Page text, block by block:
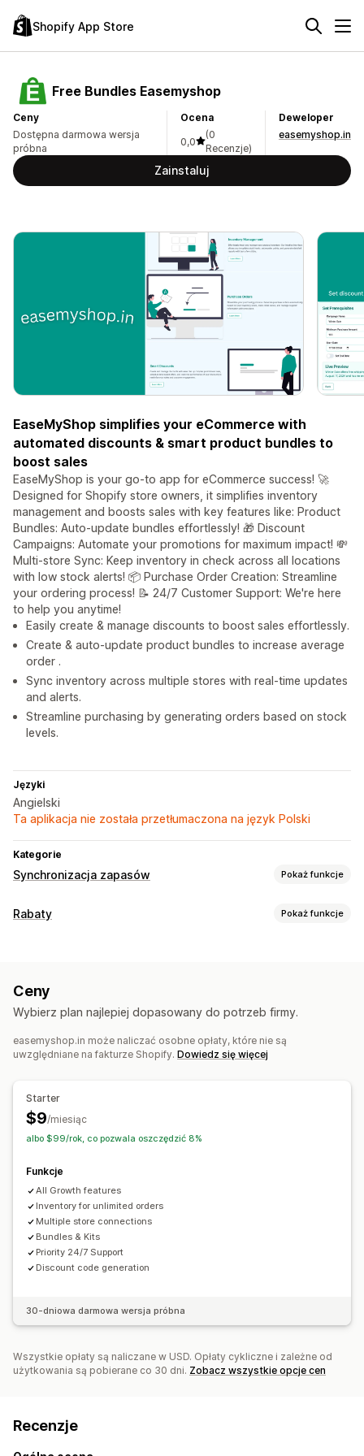
Shopify App Store
Free Bundles Easemyshop
Ceny
Dostępna darmowa wersja
próbna
Ocena
0,0
(0
Recenzje)
Deweloper
easemyshop.in
Zainstaluj
EaseMyShop simplifies your eCommerce with
automated discounts & smart product bundles to
boost sales
EaseMyShop is your go-to app for eCommerce success! 🚀
Designed for Shopify store owners, it simplifies inventory
management and boosts sales with key features like: Product
Bundles: Auto-update bundles effortlessly! 🎁 Discount
Campaigns: Automate your promotions for maximum impact! 💸
Multi-store Sync: Keep inventory in check across all locations
with low stock alerts! 📦 Purchase Order Creation: Streamline
your ordering process! 📝 24/7 Customer Support: We're here
to help you anytime!
Easily create & manage discounts to boost sales effortlessly.
Create & auto-update product bundles to increase average
order .
Sync inventory across multiple stores with real-time updates
and alerts.
Streamline purchasing by generating orders based on stock
levels.
Języki
Angielski
Ta aplikacja nie została przetłumaczona na język Polski
Kategorie
Synchronizacja zapasów Pokaż funkcje
Typ synchronizacji
Powiadomienia i raporty
Aktualizacje zamówienia
Alerty e-mail
Raporty archiwalne
Powiadomienia o niskiej dostępności produktu
Rabaty Pokaż funkcje
Rabaty o stałej wartości
Rabaty zbiorcze
Zarządzanie rabatami
Listy zarejestrowanych adresów e-mail
Filtrowanie
Ceny
Wybierz plan najlepiej dopasowany do potrzeb firmy.
easemyshop.in może naliczać osobne opłaty, które nie są
uwzględniane na fakturze Shopify. Dowiedz się więcej
Starter
$9/miesiąc
albo $99/rok, co pozwala oszczędzić 8%
Funkcje
All Growth features
Inventory for unlimited orders
Multiple store connections
Bundles & Kits
Priority 24/7 Support
Discount code generation
30-dniowa darmowa wersja próbna
Wszystkie opłaty są naliczane w USD. Opłaty cykliczne i zależne od
użytkowania są pobierane co 30 dni. Zobacz wszystkie opcje cen
Recenzje